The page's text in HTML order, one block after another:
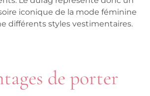
iconique de la mode féminine
différents styles vestimentaires.
de porter